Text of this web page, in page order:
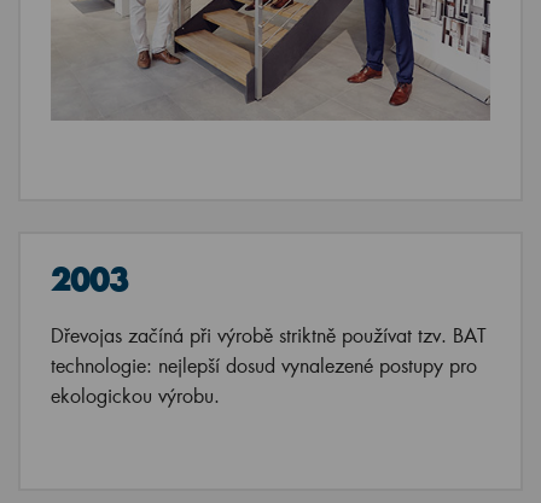
2003
Dřevojas začíná při výrobě striktně používat tzv. BAT
technologie: nejlepší dosud vynalezené postupy pro
ekologickou výrobu.